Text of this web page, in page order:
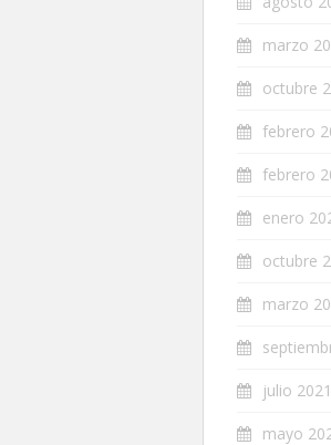
marzo
octubre
febrero
febrero
enero
octubre
marzo
julio 2021
mayo